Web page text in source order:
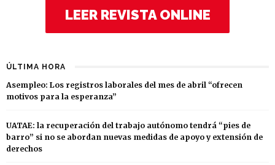
LEER REVISTA ONLINE
ÚLTIMA HORA
Asempleo: Los registros laborales del mes de abril “ofrecen
motivos para la esperanza”
UATAE: la recuperación del trabajo autónomo tendrá “pies de
barro” si no se abordan nuevas medidas de apoyo y extensión de
derechos